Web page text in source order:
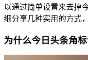
以通过简单设置来去掉
细分享几种实用的方式
为什么今日头条角标